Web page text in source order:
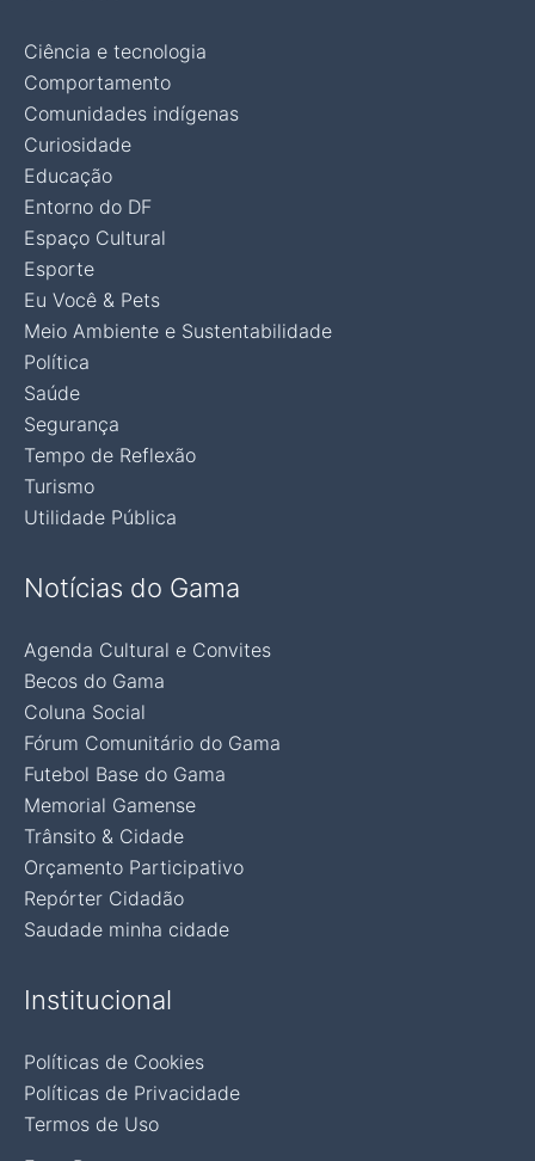
Ciência e tecnologia
Comportamento
Comunidades indígenas
Curiosidade
Educação
Entorno do DF
Espaço Cultural
Esporte
Eu Você & Pets
Meio Ambiente e Sustentabilidade
Política
Saúde
Segurança
Tempo de Reflexão
Turismo
Utilidade Pública
Notícias do Gama
Agenda Cultural e Convites
Becos do Gama
Coluna Social
Fórum Comunitário do Gama
Futebol Base do Gama
Memorial Gamense
Trânsito & Cidade
Orçamento Participativo
Repórter Cidadão
Saudade minha cidade
Institucional
Políticas de Cookies
Políticas de Privacidade
Termos de Uso